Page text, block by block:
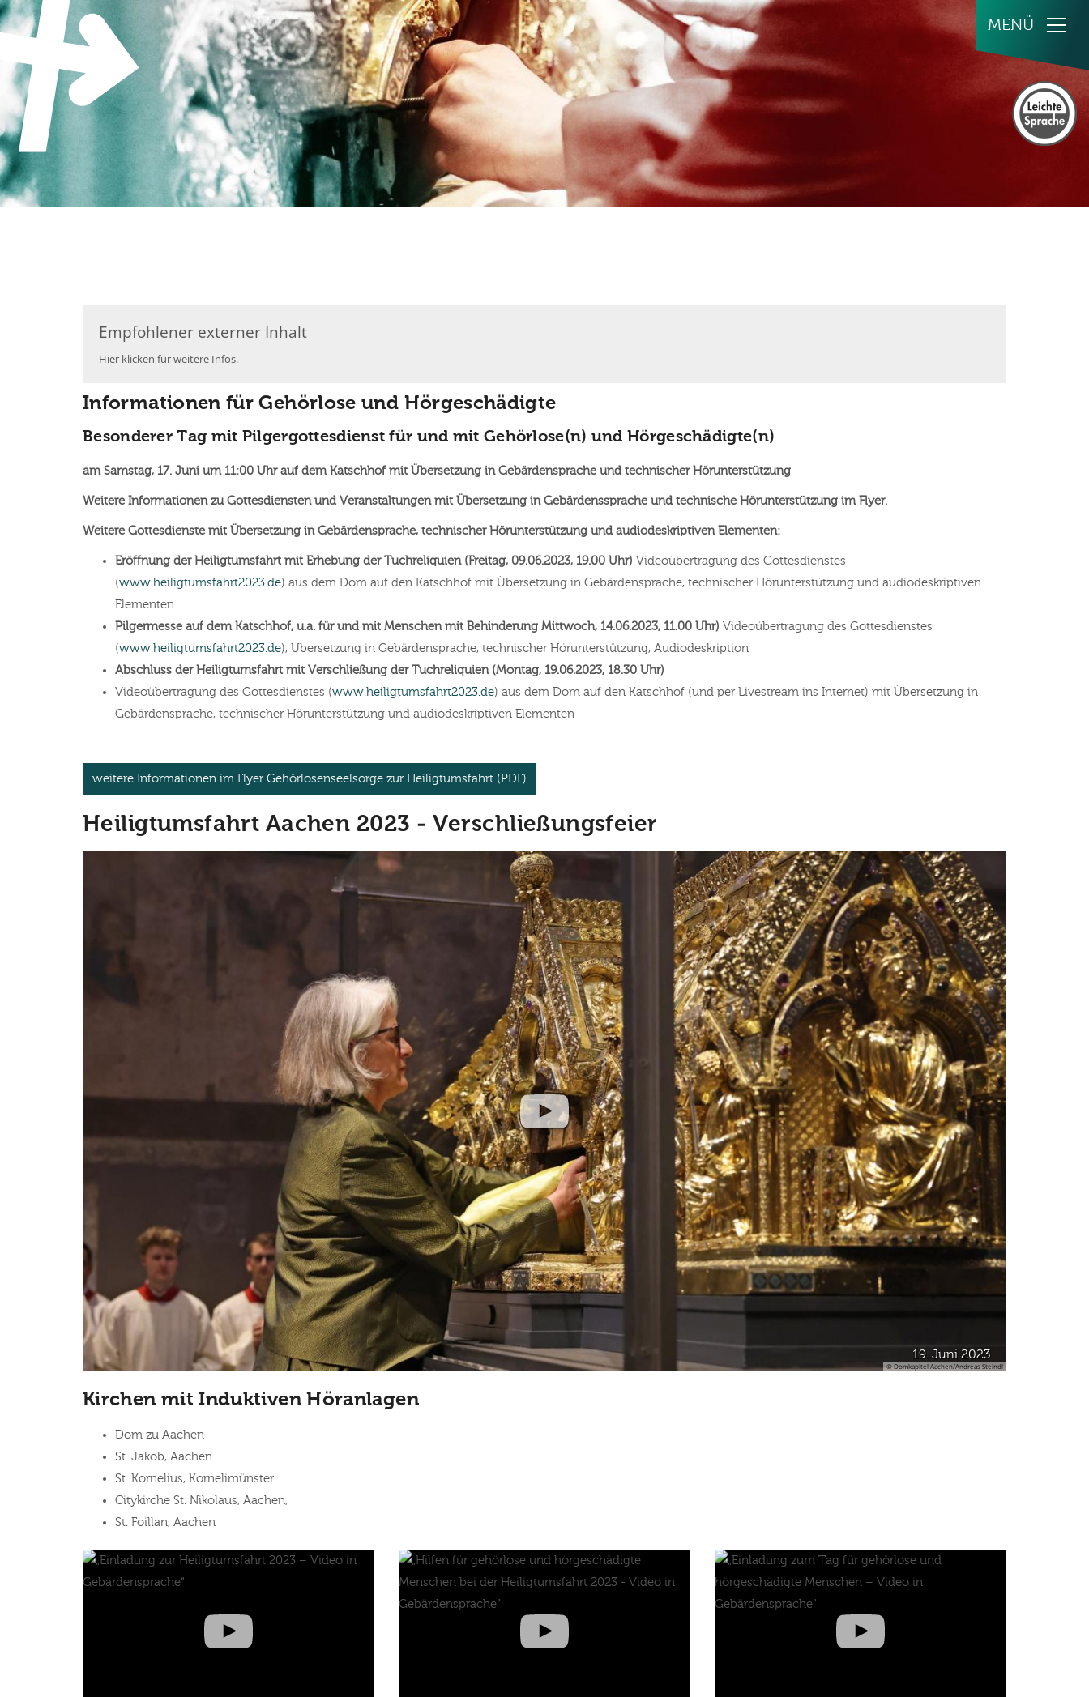
Zum Inhalt springen
Empfohlener externer Inhalt
Hier klicken für weitere Infos.
Informationen für Gehörlose und Hörgeschädigte
Besonderer Tag mit Pilgergottesdienst für und mit Gehörlose(n) und Hörgeschädigte(n)
am Samstag, 17. Juni um 11:00 Uhr auf dem Katschhof mit Übersetzung in Gebärdensprache und technischer Hörunterstützung
Weitere Informationen zu Gottesdiensten und Veranstaltungen mit Übersetzung in Gebärdenssprache und technische Hörunterstützung im Flyer.
Weitere Gottesdienste mit Übersetzung in Gebärdensprache, technischer Hörunterstützung und audiodeskriptiven Elementen:
Eröffnung der Heiligtumsfahrt mit Erhebung der Tuchreliquien (Freitag, 09.06.2023, 19.00 Uhr) Videoübertragung des Gottesdienstes
(www.heiligtumsfahrt2023.de) aus dem Dom auf den Katschhof mit Übersetzung in Gebärdensprache, technischer Hörunterstützung und audiodeskriptiven
Elementen
Pilgermesse auf dem Katschhof, u.a. für und mit Menschen mit Behinderung Mittwoch, 14.06.2023, 11.00 Uhr) Videoübertragung des Gottesdienstes
(www.heiligtumsfahrt2023.de), Übersetzung in Gebärdensprache, technischer Hörunterstützung, Audiodeskription
Abschluss der Heiligtumsfahrt mit Verschließung der Tuchreliquien (Montag, 19.06.2023, 18.30 Uhr)
Videoübertragung des Gottesdienstes (www.heiligtumsfahrt2023.de) aus dem Dom auf den Katschhof (und per Livestream ins Internet) mit Übersetzung in
Gebärdensprache, technischer Hörunterstützung und audiodeskriptiven Elementen
weitere Informationen im Flyer Gehörlosenseelsorge zur Heiligtumsfahrt (PDF)
Heiligtumsfahrt Aachen 2023 - Verschließungsfeier
19. Juni 2023
© Domkapitel Aachen/Andreas Steindl
Kirchen mit Induktiven Höranlagen
Dom zu Aachen
St. Jakob, Aachen
St. Kornelius, Kornelimünster
Citykirche St. Nikolaus, Aachen,
St. Foillan, Aachen